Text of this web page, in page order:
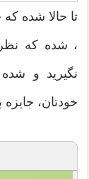
تا حالا شده
، شده که نظر
نگیرید و
خودتان، جایزه